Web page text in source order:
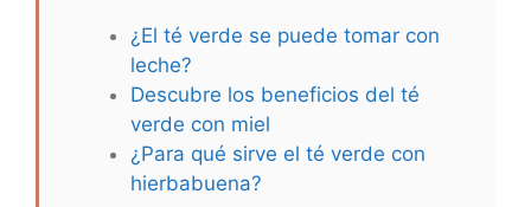
¿El té verde se puede tomar con
leche?
Descubre los beneficios del té
verde con miel
¿Para qué sirve el té verde con
hierbabuena?